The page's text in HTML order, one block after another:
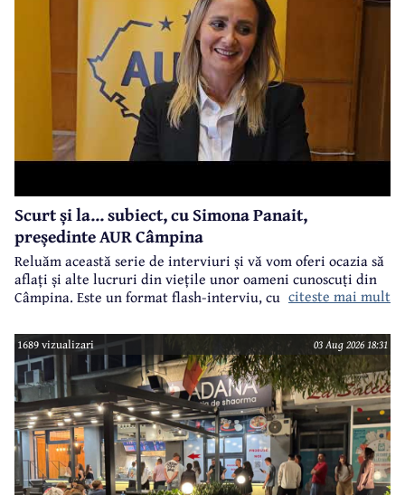
Scurt și la... subiect, cu Simona Panait,
președinte AUR Câmpina
Reluăm această serie de interviuri și vă vom oferi ocazia să
aflați și alte lucruri din viețile unor oameni cunoscuți din
Câmpina. Este un format flash-interviu, cu întrebări
întrebări legate atât de cariera profesională a invitaților
noștri, cât și din viața lor particulară.
citeste mai mult
1689 vizualizari 03 Aug 2026 18:31